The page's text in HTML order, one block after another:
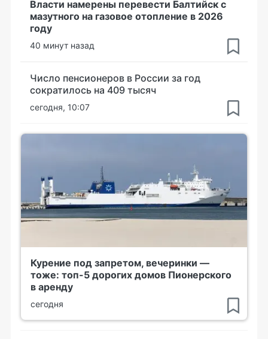
Власти намерены перевести Балтийск с
мазутного на газовое отопление в 2026
году
40 минут назад
Число пенсионеров в России за год
сократилось на 409 тысяч
сегодня, 10:07
Курение под запретом, вечеринки —
тоже: топ-5 дорогих домов Пионерского
в аренду
сегодня